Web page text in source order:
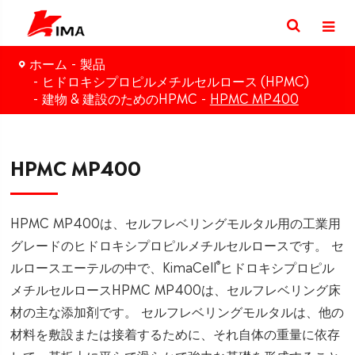
ホーム
製品
ヒドロキシプロピルメチルセルロース (HPMC)
建物 & 建設のためのHPMC
HPMC MP400
HPMC MP400
HPMC MP400は、セルフレベリングモルタル用の工業用
グレードのヒドロキシプロピルメチルセルロースです。 セ
ルロースエーテルの中で、KimaCell®ヒドロキシプロピル
メチルセルロースHPMC MP400は、セルフレベリング床
材の主な添加剤です。 セルフレベリングモルタルは、他の
材料を敷設または接着するために、それ自体の重量に依存